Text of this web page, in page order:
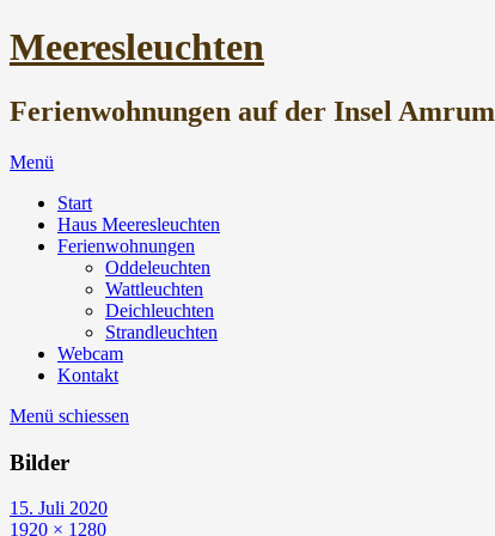
Meeresleuchten
Ferienwohnungen auf der Insel Amrum
Menü
Start
Haus Meeresleuchten
Ferienwohnungen
Oddeleuchten
Wattleuchten
Deichleuchten
Strandleuchten
Webcam
Kontakt
Menü schiessen
Bilder
15. Juli 2020
1920 × 1280